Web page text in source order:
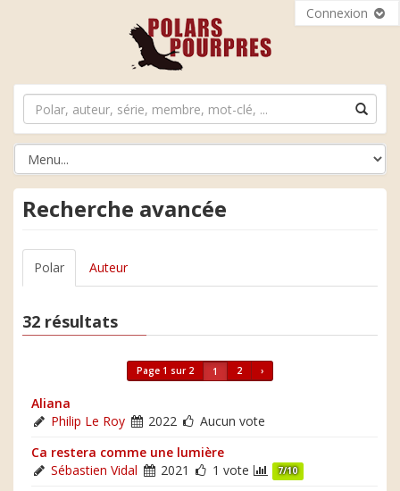
Connexion
Recherche avancée
Polar Auteur
32 résultats
Page 1 sur 2 1 2 ›
Aliana
Philip Le Roy
2022
Aucun vote
Ca restera comme une lumière
Sébastien Vidal
2021 1 vote 7/10